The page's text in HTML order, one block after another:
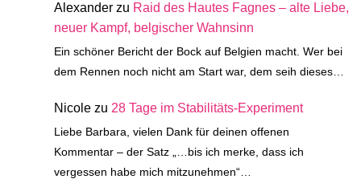
Alexander zu Raid des Hautes Fagnes – alte Liebe,
neuer Kampf, belgischer Wahnsinn
Ein schöner Bericht der Bock auf Belgien macht. Wer bei
dem Rennen noch nicht am Start war, dem seih dieses…
Nicole zu 28 Tage im Stabilitäts-Experiment
Liebe Barbara, vielen Dank für deinen offenen
Kommentar – der Satz „…bis ich merke, dass ich
vergessen habe mich mitzunehmen“…